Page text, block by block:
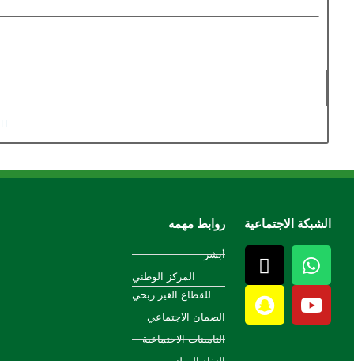
الشبكة الاجتماعية روابط مهمه
أبشر
المركز الوطني
للقطاع الغير ربحي
الضمان الاجتماعي
التامينات الاجتماعية